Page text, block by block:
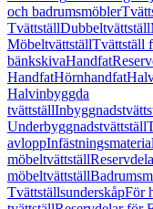
och badrumsmöbler
TvättställDubbeltvättställ
MöbeltvättställTvättställ
bänkskivaHandfat
HandfatHörnhandfat
Halvinbyggda
tvättställ
Underbyggnadstvättställ
avloppInfästningsmaterial
möbeltvättställ
möbeltvättställ
TvättställsunderskåpFör